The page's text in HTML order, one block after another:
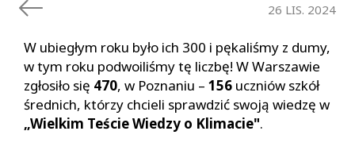
26 LIS. 2024
W ubiegłym roku było ich 300 i pękaliśmy z dumy,
w tym roku podwoiliśmy tę liczbę! W Warszawie
zgłosiło się 470, w Poznaniu – 156 uczniów szkół
średnich, którzy chcieli sprawdzić swoją wiedzę w
„Wielkim Teście Wiedzy o Klimacie".